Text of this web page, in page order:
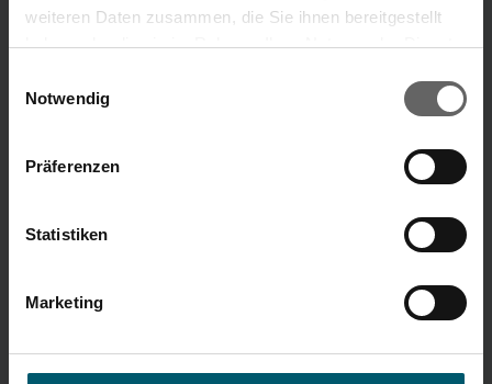
weiteren Daten zusammen, die Sie ihnen bereitgestellt
haben oder die sie im Rahmen Ihrer Nutzung der Dienste
Cookies, wenn Sie unsere Webseite weiterhin nutzen.
Notwendig
Präferenzen
Statistiken
Marketing
Home
Investor Relations
Jobs & Karriere
Suchvorschläge